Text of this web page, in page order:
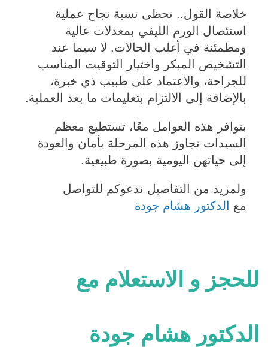
خلاصة القول.. تحظى نسبة نجاح عملية
استئصال الورم الليفي بمعدلات عالية
ومطمئنة في أغلب الحالات. لا سيما عند
التشخيص المبكر واختيار التوقيت المناسب
للجراحة، والاعتماد على طبيب ذي خبرة،
بالإضافة إلى الالتزام بتعليمات ما بعد العملية.
بتوافر هذه العوامل معًا، تستطيع معظم
السيدات تجاوز هذه المرحلة بأمان والعودة
إلى حياتهن اليومية بصورة طبيعية.
ولمزيد من التفاصيل ندعوكم للتواصل
مع الدكتور هشام جودة
للحجز و الاستعلام مع
الدكتور هشام جودة